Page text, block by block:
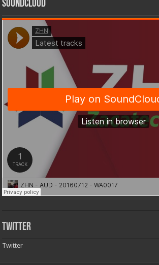
SoundCloud
Twitter
Twitter